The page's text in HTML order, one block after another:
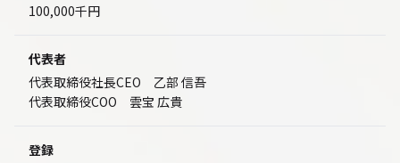
100,000千円
代表者
代表取締役社長CEO 乙部 信吾
代表取締役COO 雲宝 広貴
登録